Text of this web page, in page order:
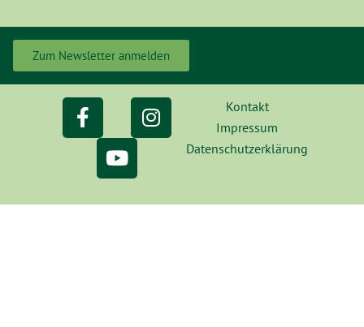
Zum Newsletter anmelden
Kontakt
Impressum
Datenschutzerklärung